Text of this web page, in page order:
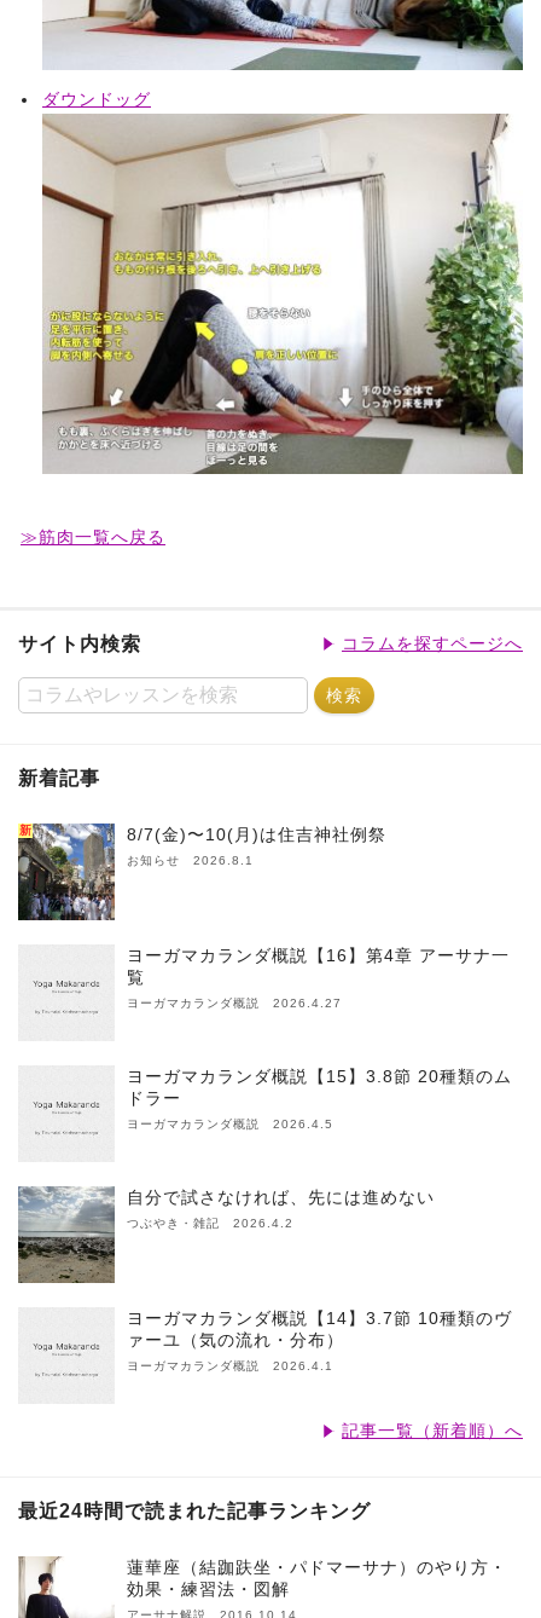
ダウンドッグ
≫筋肉一覧へ戻る
サイト内検索 コラムを探すページへ
新着記事
新 8/7(金)〜10(月)は住吉神社例祭
お知らせ 2026.8.1
ヨーガマカランダ概説【16】第4章 アーサナ一
覧
ヨーガマカランダ概説 2026.4.27
ヨーガマカランダ概説【15】3.8節 20種類のム
ドラー
ヨーガマカランダ概説 2026.4.5
自分で試さなければ、先には進めない
つぶやき・雑記 2026.4.2
ヨーガマカランダ概説【14】3.7節 10種類のヴ
ァーユ（気の流れ・分布）
ヨーガマカランダ概説 2026.4.1
記事一覧（新着順）へ
最近24時間で読まれた記事ランキング
蓮華座（結跏趺坐・パドマーサナ）のやり方・
効果・練習法・図解
アーサナ解説 2016.10.14